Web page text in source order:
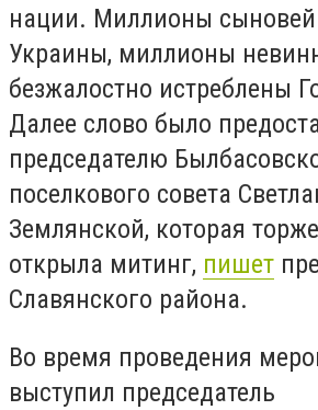
нации. Миллионы сыновей
Украины, миллионы
безжалостно истреблены
Далее слово было
председателю
поселкового совета
Землянской, которая
открыла митинг, пишет
Славянского района.
Во время проведения
выступил председатель